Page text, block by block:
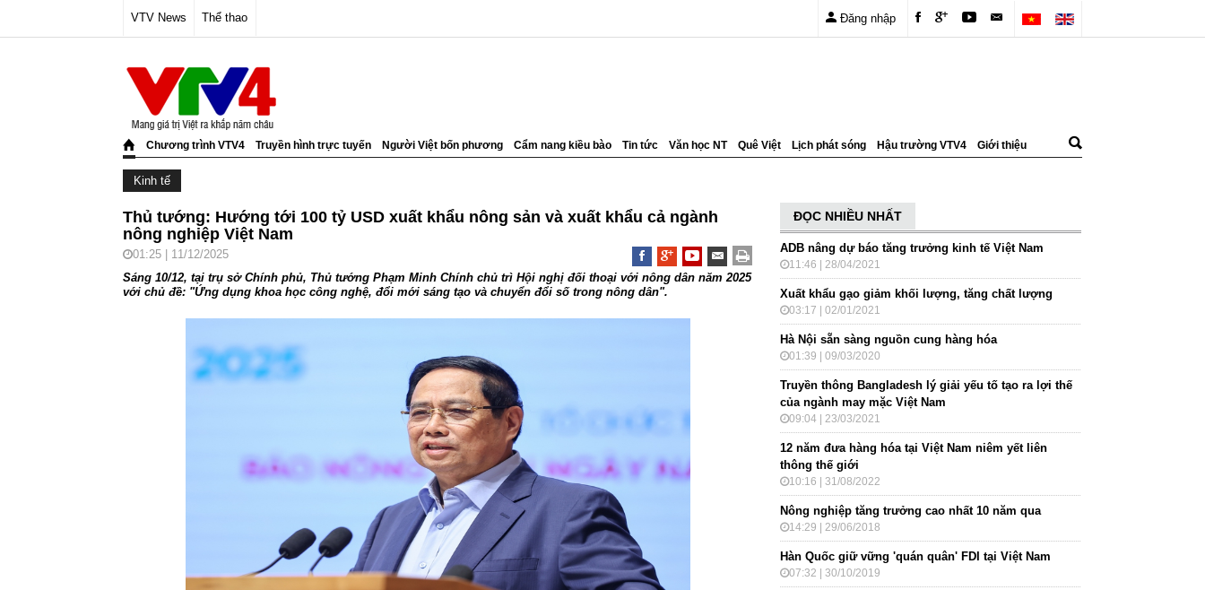
VTV News Thể thao Đăng nhập
Chương trình VTV4 Truyền hình trực tuyến Người Việt bốn phương Cẩm nang kiều bào Tin tức Văn học NT Quê Việt Lịch phát sóng Hậu trường VTV4 Giới thiệu
Kinh tế
Thủ tướng: Hướng tới 100 tỷ USD xuất khẩu nông sản và xuất khẩu cả ngành
nông nghiệp Việt Nam
01:25 | 11/12/2025
Sáng 10/12, tại trụ sở Chính phủ, Thủ tướng Phạm Minh Chính chủ trì Hội nghị đối thoại với nông dân năm 2025
với chủ đề: "Ứng dụng khoa học công nghệ, đổi mới sáng tạo và chuyển đổi số trong nông dân".
ĐỌC NHIỀU NHẤT
ADB nâng dự báo tăng trưởng kinh tế Việt Nam
11:46 | 28/04/2021
Xuất khẩu gạo giảm khối lượng, tăng chất lượng
03:17 | 02/01/2021
Hà Nội sẵn sàng nguồn cung hàng hóa
01:39 | 09/03/2020
Truyền thông Bangladesh lý giải yếu tố tạo ra lợi thế
của ngành may mặc Việt Nam
09:04 | 23/03/2021
12 năm đưa hàng hóa tại Việt Nam niêm yết liên
thông thế giới
10:16 | 31/08/2022
Nông nghiệp tăng trưởng cao nhất 10 năm qua
14:29 | 29/06/2018
Hàn Quốc giữ vững 'quán quân' FDI tại Việt Nam
07:32 | 30/10/2019